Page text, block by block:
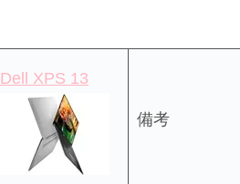
Dell XPS 13
備考